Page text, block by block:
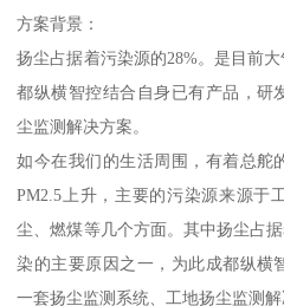
方案背景：
扬尘占据着污染源的28%。是目前
都纵横智控结合自身已有产品，研
尘监测解决方案。
如今在我们的生活周围，有着总舵
PM2.5上升，主要的污染源来源于
尘、燃煤等几个方面。其中扬尘占
染的主要原因之一，为此成都纵横
一套扬尘监测系统、工地扬尘监测解